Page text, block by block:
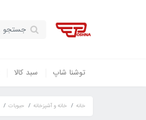
توشنا شاپ سبد کالا
خانه خانه و آشپزخانه حبوبات